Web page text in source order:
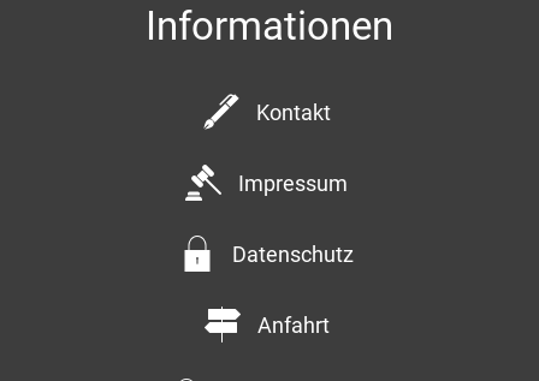
Informationen
Kontakt
Impressum
Datenschutz
Anfahrt